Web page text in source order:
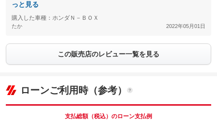
っと見る
購入した車種：ホンダＮ－ＢＯＸ
たか 2022年05月01日
この販売店のレビュー一覧を見る
ローンご利用時（参考）
支払総額（税込）のローン支払例